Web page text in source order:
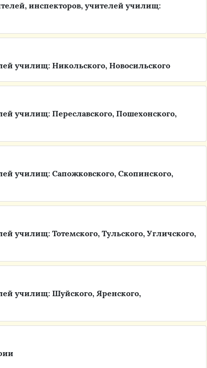
инспекторов, учителей училищ:
училищ: Никольского, Новосильского
училищ: Переславского, Пошехонского,
училищ: Сапожковского, Скопинского,
училищ: Тотемского, Тульского, Угличского,
училищ: Шуйского, Яренского,